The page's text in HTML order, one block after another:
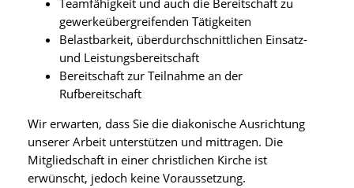
Teamfähigkeit und auch die Bereitschaft zu
gewerkeübergreifenden Tätigkeiten
Belastbarkeit, überdurchschnittlichen Einsatz-
und Leistungsbereitschaft
Bereitschaft zur Teilnahme an der
Rufbereitschaft
Wir erwarten, dass Sie die diakonische Ausrichtung
unserer Arbeit unterstützen und mittragen. Die
Mitgliedschaft in einer christlichen Kirche ist
erwünscht, jedoch keine Voraussetzung.